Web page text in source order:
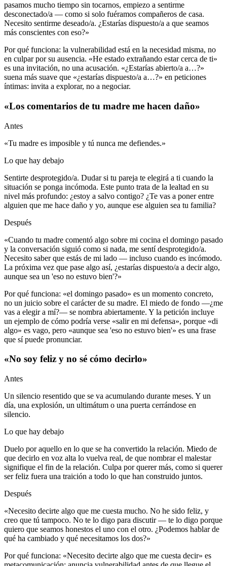
pasamos mucho tiempo sin tocarnos, empiezo a sentirme
desconectado/a — como si solo fuéramos compañeros de casa.
Necesito sentirme deseado/a. ¿Estarías dispuesto/a a que seamos
más conscientes con eso?»
Por qué funciona: la vulnerabilidad está en la necesidad misma, no
en culpar por su ausencia. «He estado extrañando estar cerca de ti»
es una invitación, no una acusación. «¿Estarías abierto/a a…?»
suena más suave que «¿estarías dispuesto/a a…?» en peticiones
íntimas: invita a explorar, no a negociar.
«Los comentarios de tu madre me hacen daño»
Antes
«Tu madre es imposible y tú nunca me defiendes.»
Lo que hay debajo
Sentirte desprotegido/a. Dudar si tu pareja te elegirá a ti cuando la
situación se ponga incómoda. Este punto trata de la lealtad en su
nivel más profundo: ¿estoy a salvo contigo? ¿Te vas a poner entre
alguien que me hace daño y yo, aunque ese alguien sea tu familia?
Después
«Cuando tu madre comentó algo sobre mi cocina el domingo pasado
y la conversación siguió como si nada, me sentí desprotegido/a.
Necesito saber que estás de mi lado — incluso cuando es incómodo.
La próxima vez que pase algo así, ¿estarías dispuesto/a a decir algo,
aunque sea un 'eso no estuvo bien'?»
Por qué funciona: «el domingo pasado» es un momento concreto,
no un juicio sobre el carácter de su madre. El miedo de fondo —¿me
vas a elegir a mí?— se nombra abiertamente. Y la petición incluye
un ejemplo de cómo podría verse «salir en mi defensa», porque «di
algo» es vago, pero «aunque sea 'eso no estuvo bien'» es una frase
que sí puede pronunciar.
«No soy feliz y no sé cómo decirlo»
Antes
Un silencio resentido que se va acumulando durante meses. Y un
día, una explosión, un ultimátum o una puerta cerrándose en
silencio.
Lo que hay debajo
Duelo por aquello en lo que se ha convertido la relación. Miedo de
que decirlo en voz alta lo vuelva real, de que nombrar el malestar
signifique el fin de la relación. Culpa por querer más, como si querer
ser feliz fuera una traición a todo lo que han construido juntos.
Después
«Necesito decirte algo que me cuesta mucho. No he sido feliz, y
creo que tú tampoco. No te lo digo para discutir — te lo digo porque
quiero que seamos honestos el uno con el otro. ¿Podemos hablar de
qué ha cambiado y qué necesitamos los dos?»
Por qué funciona: «Necesito decirte algo que me cuesta decir» es